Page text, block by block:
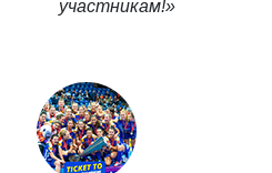
участникам!»